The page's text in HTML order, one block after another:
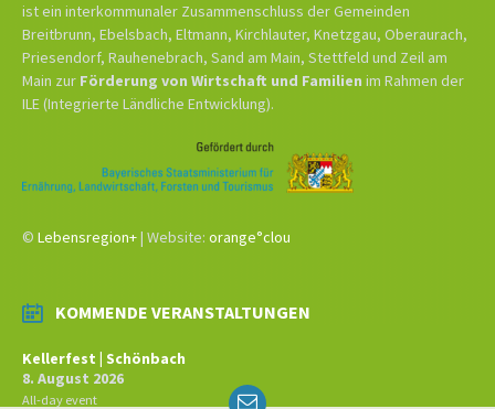
ist ein interkommunaler Zusammenschluss der Gemeinden
Breitbrunn, Ebelsbach, Eltmann, Kirchlauter, Knetzgau, Oberaurach,
Priesendorf, Rauhenebrach, Sand am Main, Stettfeld und Zeil am
Main zur Förderung von Wirtschaft und Familien im Rahmen der
ILE (Integrierte Ländliche Entwicklung).
© Lebensregion+| Website: orange°clou
KOMMENDE VERANSTALTUNGEN
Kellerfest | Schönbach
8. August 2026
All-day event Email